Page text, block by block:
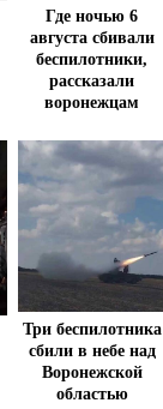
Где ночью 6
августа сбивали
беспилотники,
рассказали
воронежцам
Три беспилотника
сбили в небе над
Воронежской
областью